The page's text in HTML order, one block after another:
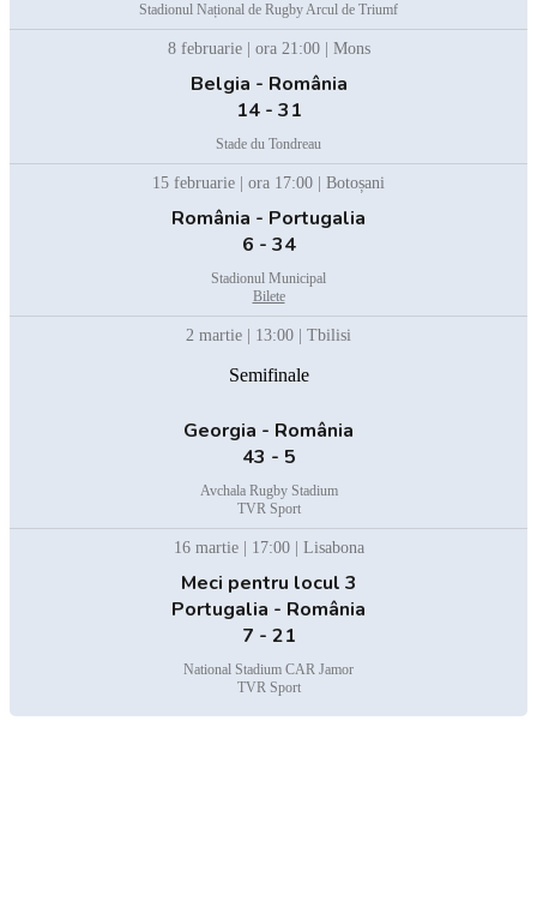
Stadionul Național de Rugby Arcul de Triumf
8 februarie | ora 21:00 | Mons
Belgia - România
14 - 31
Stade du Tondreau
15 februarie | ora 17:00 | Botoșani
România - Portugalia
6 - 34
Stadionul Municipal
Bilete
2 martie | 13:00 | Tbilisi
Semifinale
Georgia - România
43 - 5
Avchala Rugby Stadium
TVR Sport
16 martie | 17:00 | Lisabona
Meci pentru locul 3
Portugalia - România
7 - 21
National Stadium CAR Jamor
TVR Sport